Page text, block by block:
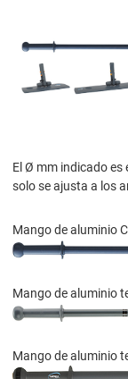
El Ø mm indicado es
solo se ajusta a los
Mango de aluminio
Mango de aluminio
Mango de aluminio